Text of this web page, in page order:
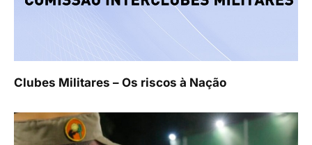
Clubes Militares – Os riscos à Nação